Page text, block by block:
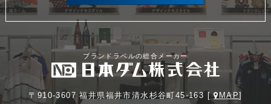
ブランドラベルの総合メーカー
〒910-3607 福井県福井市清水杉谷町45-163 [ MAP]